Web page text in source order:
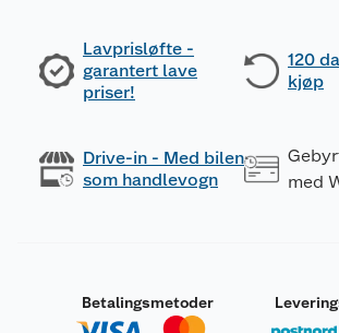
Lavprisløfte -
garantert lave
priser!
120
kjøp
Drive-in - Med bilen
som handlevogn
med
Betalingsmetoder